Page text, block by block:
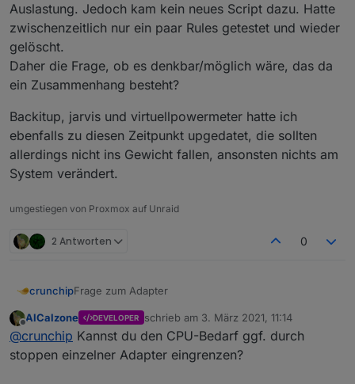
Auslastung. Jedoch kam kein neues Script dazu. Hatte
zwischenzeitlich nur ein paar Rules getestet und wieder
gelöscht.
Daher die Frage, ob es denkbar/möglich wäre, das da
ein Zusammenhang besteht?
Backitup, jarvis und virtuellpowermeter hatte ich
ebenfalls zu diesen Zeitpunkt upgedatet, die sollten
allerdings nicht ins Gewicht fallen, ansonsten nichts am
System verändert.
umgestiegen von Proxmox auf Unraid
2 Antworten 0
crunchipFrage zum Adapter
Im Zusammenhang mit der Umstellung von Redis auf
jsonl hatte ich im anderen Thread ja schon
geschrieben, das ich dadurch einen Anstieg der Cpu
von 15% auf 30% hatte.
Nun ist mir aufgefallen, seit Installation javascript v5.x
habe ich einen erneuten Anstieg um weitere fast
AlCalzone DEVELOPER schrieb am 3. März 2021, 11:14
zuletzt editiert von
@crunchip Kannst du den CPU-Bedarf ggf. durch
stoppen einzelner Adapter eingrenzen?